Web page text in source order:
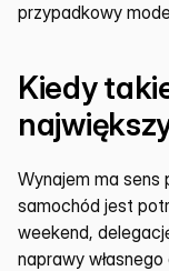
przypadkowy
Kiedy
Wynajem ma
samochód jest
weekend,
naprawy